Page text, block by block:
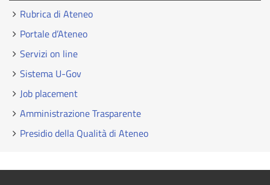
Rubrica di Ateneo
Portale d’Ateneo
Servizi on line
Sistema U-Gov
Job placement
Amministrazione Trasparente
Presidio della Qualità di Ateneo